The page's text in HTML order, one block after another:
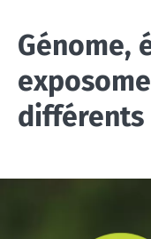
Génome,
différents